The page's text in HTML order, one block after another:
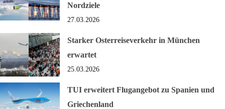
Nordziele
27.03.2026
Starker Osterreiseverkehr in München
erwartet
25.03.2026
TUI erweitert Flugangebot zu Spanien und
Griechenland